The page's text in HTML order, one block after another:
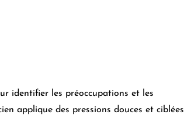
identifier les préoccupations et les
applique des pressions douces et ciblées